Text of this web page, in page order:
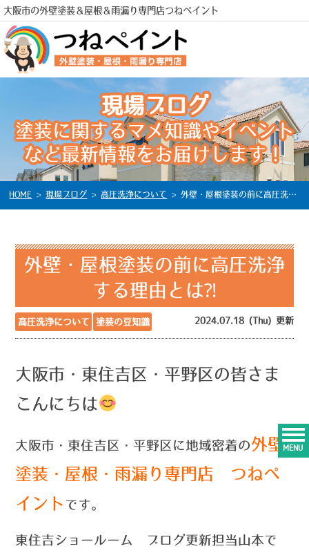
大阪市の外壁塗装＆屋根＆雨漏り専門店つねペイント
電話
MENU
現場ブログ
塗装に関するマメ知識やイベント
など最新情報をお届けします！
HOME >現場ブログ > 高圧洗浄について >外壁・屋根塗装の前に高圧洗浄する理由とは⁈
外壁・屋根塗装の前に高圧洗浄
する理由とは⁈
高圧洗浄について 塗装の豆知識 2024.07.18 (Thu) 更新
大阪市・東住吉区・平野区の皆さま
こんにちは
大阪市・東住吉区・平野区に地域密着の外壁
塗装・屋根・雨漏り専門店 つねペ
イント です。
東住吉ショールーム ブログ更新担当山本で